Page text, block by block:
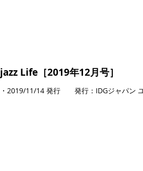
jazz Life［2019年12月号］
・2019/11/14 発行 発行：IDGジャパン